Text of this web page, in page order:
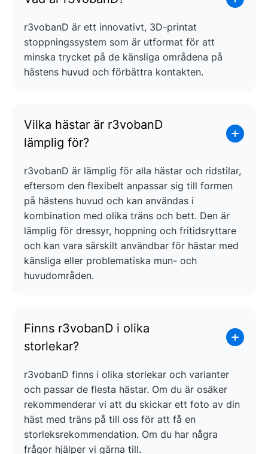
r3vobanD är ett innovativt, 3D-printat
stoppningssystem som är utformat för att
minska trycket på de känsliga områdena på
hästens huvud och förbättra kontakten.
Vilka hästar är r3vobanD
lämplig för?
r3vobanD är lämplig för alla hästar och ridstilar,
eftersom den flexibelt anpassar sig till formen
på hästens huvud och kan användas i
kombination med olika träns och bett. Den är
lämplig för dressyr, hoppning och fritidsryttare
och kan vara särskilt användbar för hästar med
känsliga eller problematiska mun- och
huvudområden.
Finns r3vobanD i olika
storlekar?
r3vobanD finns i olika storlekar och varianter
och passar de flesta hästar. Om du är osäker
rekommenderar vi att du skickar ett foto av din
häst med träns på till oss för att få en
storleksrekommendation. Om du har några
frågor hjälper vi gärna till.